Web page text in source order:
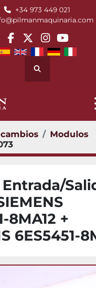
+34 973 449 021
facebook
twitterinstagram
Buscar
Modulos
8MA12 +
6ES5451-